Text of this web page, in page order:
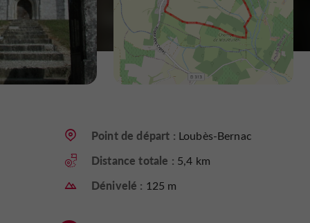
Point de départ : Loubès-Bernac
Distance totale : 5,4 km
Dénivelé : 125 m